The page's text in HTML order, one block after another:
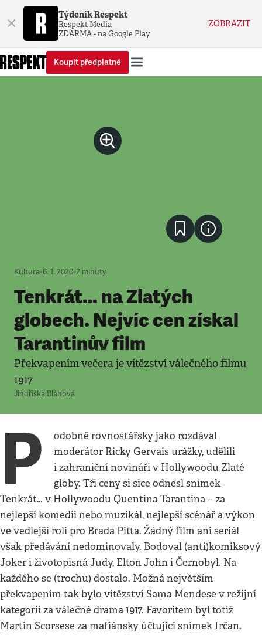
× Týdeník Respekt
Respekt Media
ZDARMA - na Google Play
ZOBRAZIT
Koupit předplatné
Kultura•6. 1. 2020•2 minuty
Tenkrát… na Zlatých
globech. Nejvíc cen získal
Tarantinův film
Překvapením večera je vítězství válečného filmu
1917
Jindřiška Bláhová
P
odobně rovnostářsky jako rozdával
moderátor Ricky Gervais urážky, udělili
i zahraniční novináři v Hollywoodu Zlaté
globy. Tři ceny si sice odnesl snímek
Tenkrát… v Hollywoodu Quentina Tarantina – za
nejlepší komedii nebo muzikál, nejlepší scénář a výkon
ve vedlejší roli pro Brada Pitta. Žádný film ani seriál
však předávání nedominovaly. Bodoval (anti)komiksový
Joker i životopisná Judy, Elton John i Černobyl. Na
každého se (trochu) dostalo. Možná největším
překvapením tak bylo vítězství Sama Mendese v režijní
kategorii za válečné drama 1917. Favoritem byl totiž
Martin Scorsese za mafiánsky účtující snímek Irčan.